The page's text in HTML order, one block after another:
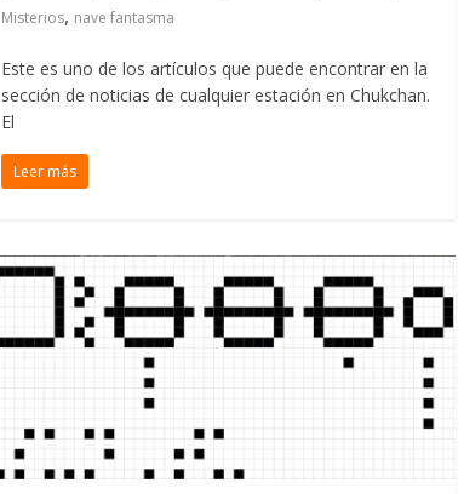
Misterios, nave fantasma
Este es uno de los artículos que puede encontrar en la
sección de noticias de cualquier estación en Chukchan.
El
Leer más